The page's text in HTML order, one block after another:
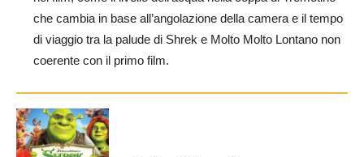
che cambia in base all’angolazione della camera e il tempo
di viaggio tra la palude di Shrek e Molto Molto Lontano non
coerente con il primo film​.